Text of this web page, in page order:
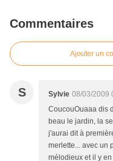
Commentaires
Ajouter un
S Sylvie 08/03/2009
CoucouOuaaa dis
beau le jardin, la
j'aurai dit à
merlette... avec un
mélodieux et il y